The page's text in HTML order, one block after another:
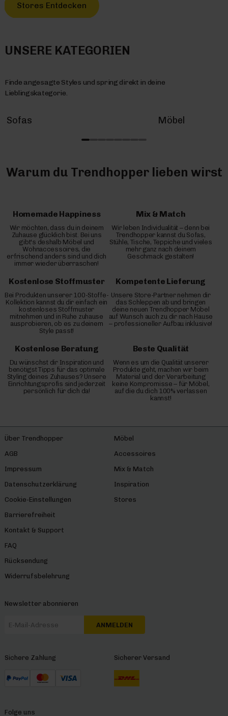
Stores Entdecken
UNSERE KATEGORIEN
Finde angesagte Styles und spring direkt in deine
Lieblingskategorie.
Sofas Möbel
Warum du Trendhopper lieben wirst
Homemade Happiness
Wir möchten, dass du in deinem
Zuhause glücklich bist. Bei uns
gibt's deshalb Möbel und
Wohnaccessoires, die
erfrischend anders sind und dich
immer wieder überraschen!
Mix & Match
Wir leben Individualität – denn bei
Trendhopper kannst du Sofas,
Stühle, Tische, Teppiche und vieles
mehr ganz nach deinem
Geschmack gestalten!
Kostenlose Stoffmuster
Bei Produkten unserer 100-Stoffe-
Kollektion kannst du dir einfach ein
kostenloses Stoffmuster
mitnehmen und in Ruhe zuhause
ausprobieren, ob es zu deinem
Style passt!
Kompetente Lieferung
Unsere Store-Partner nehmen dir
das Schleppen ab und bringen
deine neuen Trendhopper Möbel
auf Wunsch auch zu dir nach Hause
– professioneller Aufbau inklusive!
Kostenlose Beratung
Du wünschst dir Inspiration und
benötigst Tipps für das optimale
Styling deines Zuhauses? Unsere
Einrichtungsprofis sind jederzeit
persönlich für dich da!
Beste Qualität
Wenn es um die Qualität unserer
Produkte geht, machen wir beim
Material und der Verarbeitung
keine Kompromisse – für Möbel,
auf die du dich 100% verlassen
kannst!
Über Trendhopper
AGB
Impressum
Datenschutzerklärung
Cookie-Einstellungen
Barrierefreiheit
Kontakt & Support
FAQ
Rücksendung
Widerrufsbelehrung
Möbel
Accessoires
Mix & Match
Inspiration
Stores
Newsletter abonnieren
ANMELDEN
Sichere Zahlung Sicherer Versand
Folge uns